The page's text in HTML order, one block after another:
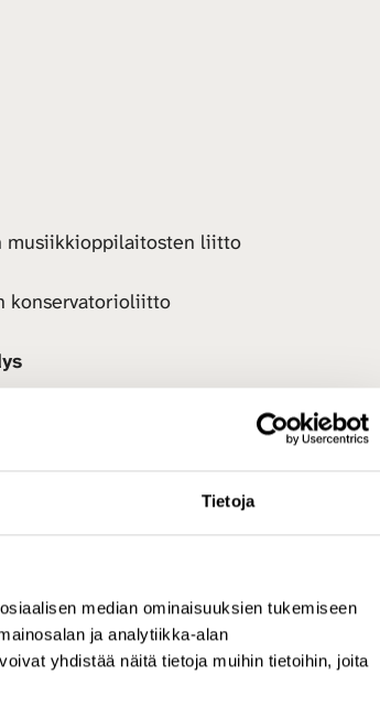
Tietoja
median ominaisuuksien tukemiseen
ja analytiikka-alan
yhdistää näitä tietoja muihin tietoihin, joita
musiikkioppilaitosten liitto
konservatorioliitto
, opetus- ja kulttuuriministeriö
esittely
, Turun ammattikorkeakoulu